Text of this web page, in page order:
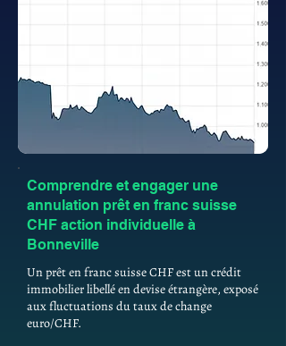
Comprendre et engager une
annulation prêt en franc suisse
CHF action individuelle à
Bonneville
Un prêt en franc suisse CHF est un crédit
immobilier libellé en devise étrangère, exposé
aux fluctuations du taux de change
euro/CHF.